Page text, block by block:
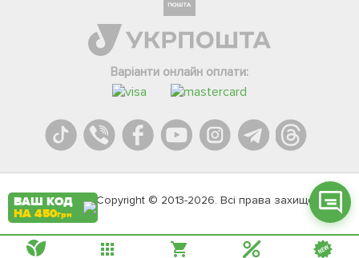
Варіанти онлайн оплати:
Agromarket.Copyright © 2013-2026. Всі права захищені
Телеграм
Вайбер
Онлайн чат
ВАШ КОД
НА 450грн